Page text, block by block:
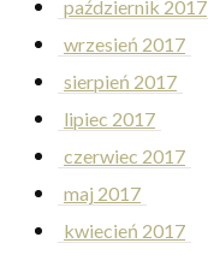
październik 2017
wrzesień 2017
sierpień 2017
lipiec 2017
czerwiec 2017
maj 2017
kwiecień 2017